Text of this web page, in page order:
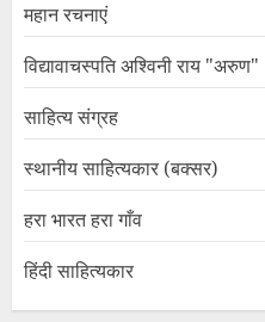
महान रचनाएं
विद्यावाचस्पति अश्विनी राय "अरुण"
साहित्य संग्रह
स्थानीय साहित्यकार (बक्सर)
हरा भारत हरा गाँव
हिंदी साहित्यकार